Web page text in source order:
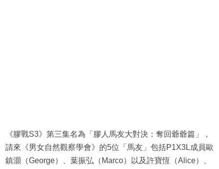
《膠戰S3》第三集名為「膠人馬友大對決：奪回爺爺篇」，
請來《男女自然觀察學會》的5位「馬友」包括P1X3L成員歐
鎮灝（George）、葉振弘（Marco）以及許寶恆（Alice）、